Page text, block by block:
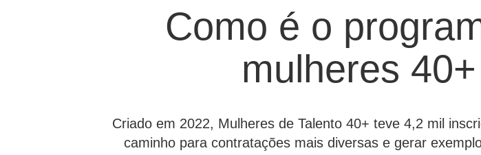
Como é o
mulheres
Criado em 2022, Mulheres de Talento 40+ teve 4,2 mil
caminho para contratações mais diversas e gerar